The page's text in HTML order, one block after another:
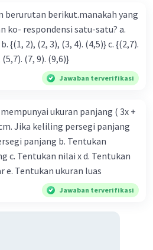
berurutan berikut.manakah yang
satu? a.
d. {(3.4), (5,7). (7, 9). (9,6)}
Jawaban terverifikasi
ukuran panjang ( 3x +
Jika keliling persegi panjang
panjang b. Tentukan
c. Tentukan nilai x d. Tentukan
e. Tentukan ukuran luas
Jawaban terverifikasi